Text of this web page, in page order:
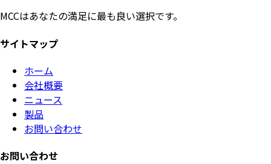
MCCはあなたの満足に最も良い選択です。
サイトマップ
ホーム
会社概要
ニュース
製品
お問い合わせ
お問い合わせ